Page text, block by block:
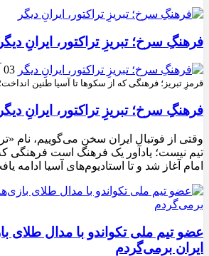
فرهنگِ سرخ؛ تبریزِ تراکتور، ایرانِ دیگر
03 آبان 1404
قرمزِ تبریز؛ فرهنگی که از سکوها تا آسیا طنین انداخت؛
فرهنگِ سرخ؛ تبریزِ تراکتور، ایرانِ دیگر
وقتی از فوتبال ایران سخن می‌گوییم، نام
تیم نیست؛ یادآور یک فرهنگ است فرهنگی
امام آغاز شد و تا استادیوم‌های آسیا ادامه
عضو تیم ملی تکواندو با مدال طلای
ایران برمی‌گردم